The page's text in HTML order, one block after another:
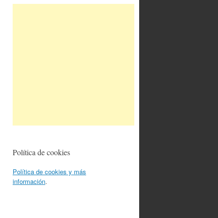
Política de cookies
Política de cookies y más
información.